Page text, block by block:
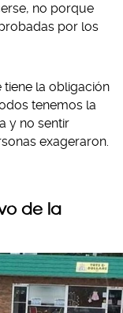
no porque
por los
la obligación
tenemos la
y no sentir
exageraron.
de la